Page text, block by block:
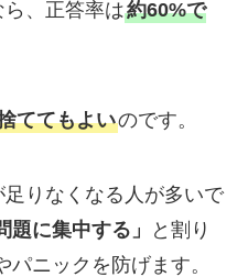
、正答率は約60%で
ててもよいのです。
りなくなる人が多いで
題に集中する」
と割り
ニックを防げます。